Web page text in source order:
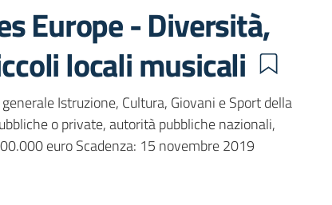
Europe - Diversità,
locali musicali
Istruzione, Cultura, Giovani e Sport della
o private, autorità pubbliche nazionali,
euro Scadenza: 15 novembre 2019